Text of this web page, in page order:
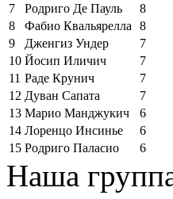
7
Родриго Де Пауль
8
8
Фабио Квальярелла
8
9
Дженгиз Ундер
7
10 Йосип Иличич
7
11 Раде Крунич
7
12 Дуван Сапата
7
13 Марио Манджукич
6
14 Лоренцо Инсинье
6
15 Родриго Паласио 6
Наша